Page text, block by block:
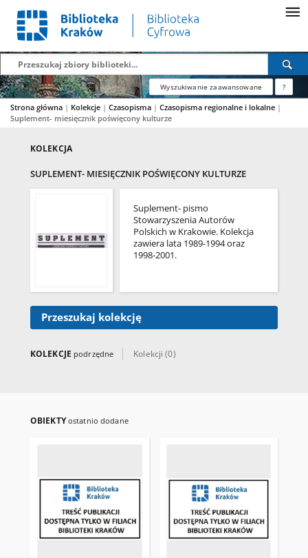
Wyszukiwanie zaawansowane ?
Strona główna | Kolekcje | Czasopisma | Czasopisma regionalne i lokalne |
Suplement- miesięcznik poświęcony kulturze
KOLEKCJA
SUPLEMENT- MIESIĘCZNIK POŚWIĘCONY KULTURZE
Suplement- pismo
Stowarzyszenia Autorów
Polskich w Krakowie. Kolekcja
zawiera lata 1989-1994 oraz
1998-2001.
Przeszukaj kolekcję
KOLEKCJE podrzędne Kolekcji (0)
OBIEKTYostatnio dodane